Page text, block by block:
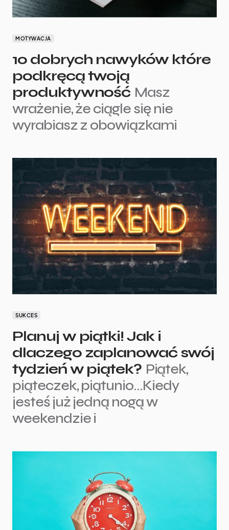
MOTYWACJA
10 dobrych nawyków które
podkręcą twoją
produktywność Masz
wrażenie, że ciągle się nie
wyrabiasz z obowiązkami
SUKCES
Planuj w piątki! Jak i
dlaczego zaplanować swój
tydzień w piątek? Piątek,
piąteczek, piątunio…Kiedy
jesteś już jedną nogą w
weekendzie i